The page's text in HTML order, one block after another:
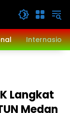
Langkat
Medan